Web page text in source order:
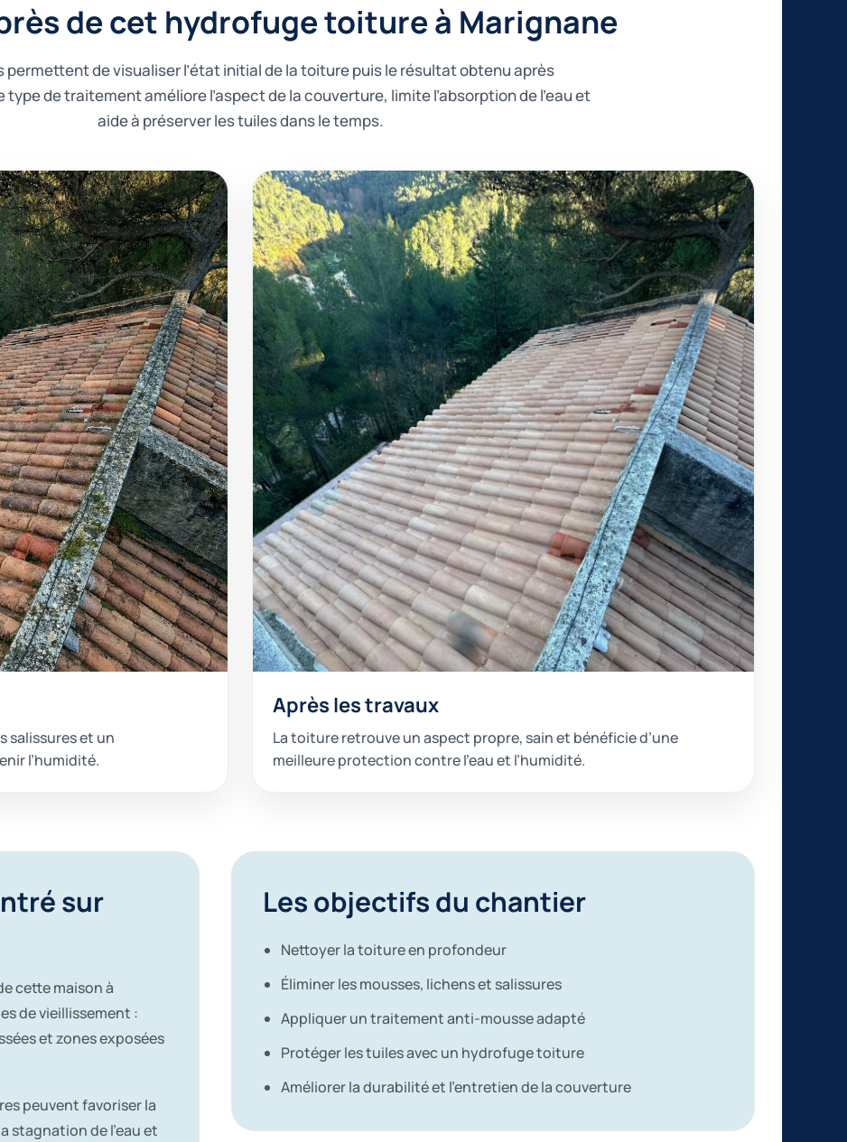
de cet hydrofuge toiture à Marignane
permettent de visualiser l’état initial de la toiture puis le résultat obtenu après
de traitement améliore l’aspect de la couverture, limite l’absorption de l’eau et
aide à préserver les tuiles dans le temps.
salissures et un
l’humidité.
Après les travaux
La toiture retrouve un aspect propre, sain et bénéficie d’une
meilleure protection contre l’eau et l’humidité.
sur
cette maison à
de vieillissement :
et zones exposées
peuvent favoriser la
stagnation de l’eau et
Les objectifs du chantier
Nettoyer la toiture en profondeur
Éliminer les mousses, lichens et salissures
Appliquer un traitement anti-mousse adapté
Protéger les tuiles avec un hydrofuge toiture
Améliorer la durabilité et l’entretien de la couverture